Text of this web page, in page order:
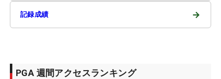
記録成績 →
PGA 週間アクセスランキング